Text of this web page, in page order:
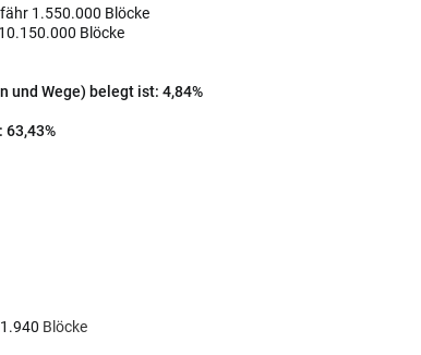
1.550.000 Blöcke
Blöcke
und Wege) belegt ist: 4,84%
Blöcke